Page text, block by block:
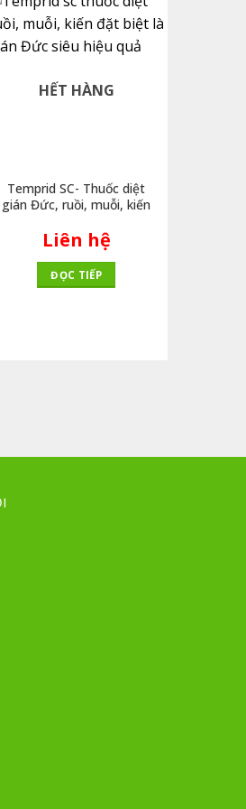
HẾT HÀNG
Temprid SC- Thuốc diệt
gián Đức, ruồi, muỗi, kiến
Liên hệ
ĐỌC TIẾP